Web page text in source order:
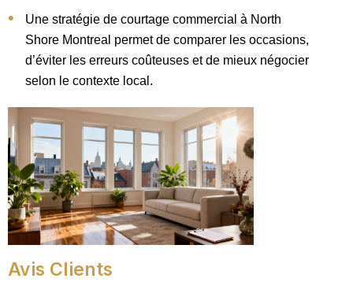
Une stratégie de courtage commercial à North
Shore Montreal permet de comparer les occasions,
d’éviter les erreurs coûteuses et de mieux négocier
selon le contexte local.
Avis Clients